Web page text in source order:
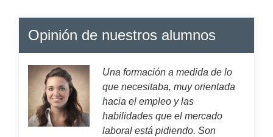
Opinión de nuestros alumnos
Una formación a medida de lo
que necesitaba, muy orientada
hacia el empleo y las
habilidades que el mercado
laboral está pidiendo. Son